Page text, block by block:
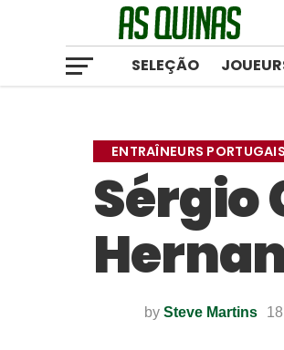
SELEÇÃO
ENTRAÎNEURS PORTUGAIS
Sérgio
by Steve Martins